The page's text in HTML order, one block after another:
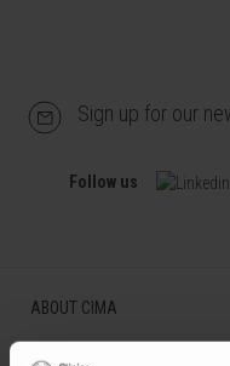
Sign up for our
Follow us
ABOUT CIMA